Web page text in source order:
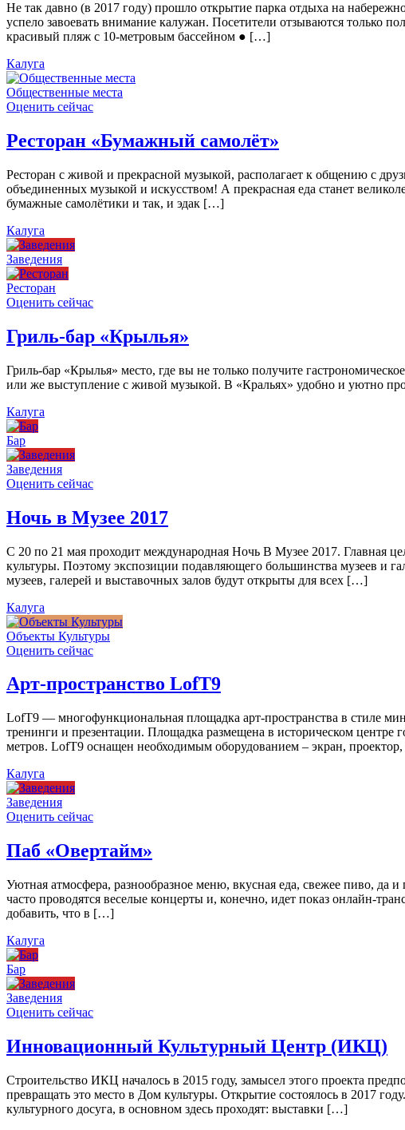
Не так давно (в 2017 году) прошло открытие парка отдыха на
успело завоевать внимание калужан. Посетители отзываются только
красивый пляж с 10-метровым бассейном ● […]
Калуга
Общественные места
Оценить сейчас
Ресторан «Бумажный самолёт»
Ресторан с живой и прекрасной музыкой, располагает к общению с
объединенных музыкой и искусством! А прекрасная еда станет
бумажные самолётики и так, и эдак […]
Калуга
Заведения
Ресторан
Оценить сейчас
Гриль-бар «Крылья»
Гриль-бар «Крылья» место, где вы не только получите
или же выступление с живой музыкой. В «Кральях» удобно и уютно
Калуга
Бар
Заведения
Оценить сейчас
Ночь в Музее 2017
С 20 по 21 мая проходит международная Ночь В Музее 2017. Главная
культуры. Поэтому экспозиции подавляющего большинства музеев и
музеев, галерей и выставочных залов будут открыты для всех […]
Калуга
Объекты Культуры
Оценить сейчас
Арт-пространство LofT9
LofT9 — многофункциональная площадка арт-пространства в стиле
тренинги и презентации. Площадка размещена в историческом центре
метров. LofT9 оснащен необходимым оборудованием – экран,
Калуга
Заведения
Оценить сейчас
Паб «Овертайм»
Уютная атмосфера, разнообразное меню, вкусная еда, свежее пиво,
часто проводятся веселые концерты и, конечно, идет показ онлайн-
добавить, что в […]
Калуга
Бар
Заведения
Оценить сейчас
Инновационный Культурный Центр (ИКЦ)
Строительство ИКЦ началось в 2015 году, замысел этого проекта
превращать это место в Дом культуры. Открытие состоялось в 2017
культурного досуга, в основном здесь проходят: выставки […]